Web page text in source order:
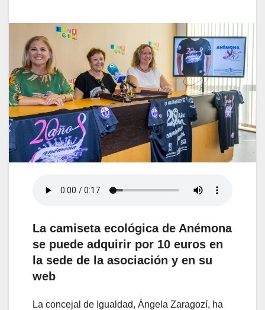
La camiseta ecológica de Anémona
se puede adquirir por 10 euros en
la sede de la asociación y en su
web
La concejal de Igualdad, Ángela Zaragozí, ha